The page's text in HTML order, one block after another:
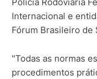
Internacional e
Fórum Brasileiro de
"Todas as normas
procedimentos